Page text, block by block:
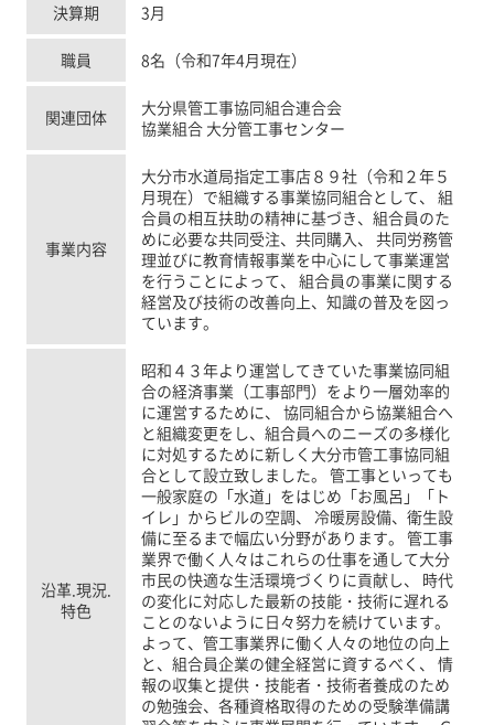
決算期 3月
職員 8名（令和7年4月現在）
関連団体
大分県管工事協同組合連合会
協業組合 大分管工事センター
事業内容
大分市水道局指定工事店８９社（令和２年５
月現在）で組織する事業協同組合として、 組
合員の相互扶助の精神に基づき、組合員のた
めに必要な共同受注、共同購入、 共同労務管
理並びに教育情報事業を中心にして事業運営
を行うことによって、 組合員の事業に関する
経営及び技術の改善向上、知識の普及を図っ
ています。
沿革.現況.
特色
昭和４３年より運営してきていた事業協同組
合の経済事業（工事部門）をより一層効率的
に運営するために、 協同組合から協業組合へ
と組織変更をし、組合員へのニーズの多様化
に対処するために新しく大分市管工事協同組
合として設立致しました。 管工事といっても
一般家庭の「水道」をはじめ「お風呂」「ト
イレ」からビルの空調、 冷暖房設備、衛生設
備に至るまで幅広い分野があります。 管工事
業界で働く人々はこれらの仕事を通して大分
市民の快適な生活環境づくりに貢献し、 時代
の変化に対応した最新の技能・技術に遅れる
ことのないように日々努力を続けています。
よって、管工事業界に働く人々の地位の向上
と、組合員企業の健全経営に資するべく、 情
報の収集と提供・技能者・技術者養成のため
の勉強会、各種資格取得のための受験準備講